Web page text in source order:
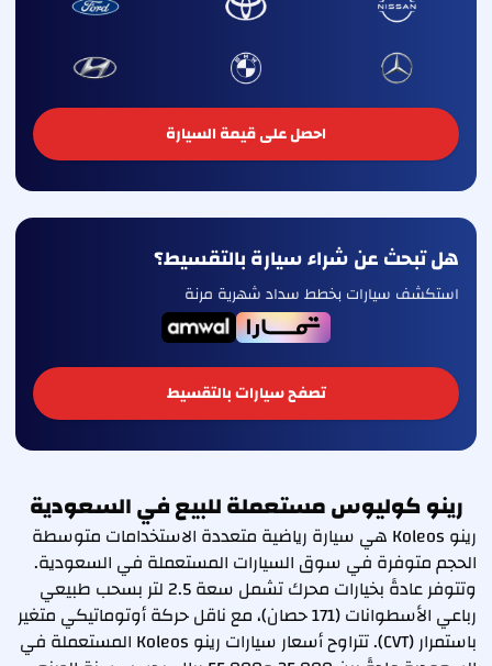
احصل على قيمة السيارة
هل تبحث عن شراء سيارة بالتقسيط؟
استكشف سيارات بخطط سداد شهرية مرنة
تصفح سيارات بالتقسيط
رينو كوليوس مستعملة للبيع في السعودية
رينو Koleos هي سيارة رياضية متعددة الاستخدامات متوسطة
الحجم متوفرة في سوق السيارات المستعملة في السعودية.
وتتوفر عادةً بخيارات محرك تشمل سعة 2.5 لتر بسحب طبيعي
رباعي الأسطوانات (171 حصان)، مع ناقل حركة أوتوماتيكي متغير
باستمرار (CVT). تتراوح أسعار سيارات رينو Koleos المستعملة في